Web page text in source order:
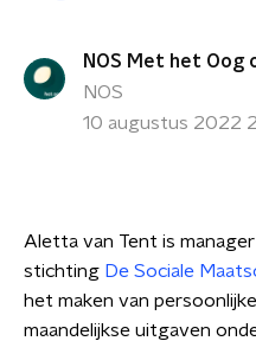
NOS Met het Oog
NOS
10 augustus 2022
Aletta van Tent is
stichting De Sociale
het maken van
maandelijkse uitgaven